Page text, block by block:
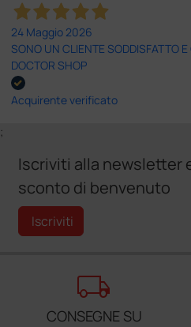
24 Maggio 2026
SONO UN CLIENTE SODDISFATTO
DOCTOR SHOP
Acquirente verificato
;
Iscriviti alla newsletter
sconto di benvenuto
Iscriviti
local_shipping
CONSEGNE SU